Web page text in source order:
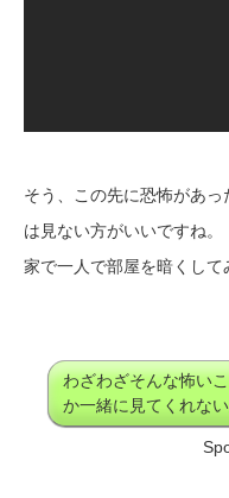
そう、この先に恐怖があ
は見ない方がいいですね。
家で一人で部屋を暗くして
わざわざそんな怖い
か一緒に見てくれな